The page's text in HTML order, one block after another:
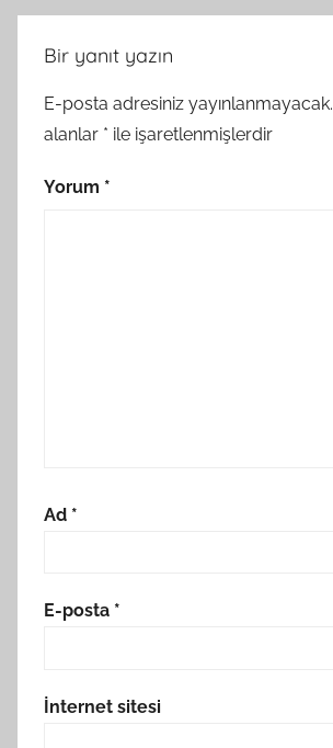
Bir yanıt yazın
E-posta adresiniz yayınlanmayacak.
alanlar * ile işaretlenmişlerdir
Yorum *
Ad *
E-posta *
İnternet sitesi